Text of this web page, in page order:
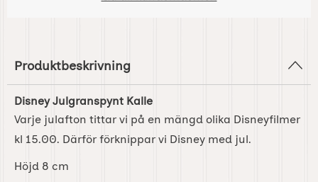
Produktbeskrivning
Disney Julgranspynt Kalle
Varje julafton tittar vi på en mängd olika Disneyfilmer
kl 15.00. Därför förknippar vi Disney med jul.
Höjd 8 cm